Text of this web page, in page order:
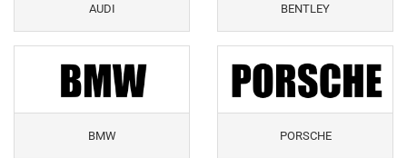
AUDI BENTLEY
BMW PORSCHE